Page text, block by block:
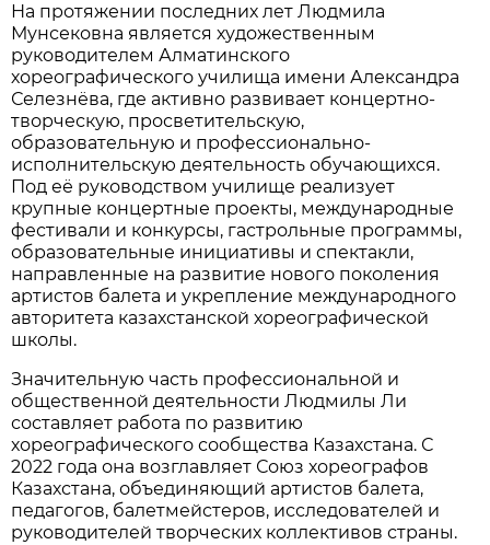
На протяжении последних лет Людмила
Мунсековна является художественным
руководителем Алматинского
хореографического училища имени Александра
Селезнёва, где активно развивает концертно-
творческую, просветительскую,
образовательную и профессионально-
исполнительскую деятельность обучающихся.
Под её руководством училище реализует
крупные концертные проекты, международные
фестивали и конкурсы, гастрольные программы,
образовательные инициативы и спектакли,
направленные на развитие нового поколения
артистов балета и укрепление международного
авторитета казахстанской хореографической
школы.
Значительную часть профессиональной и
общественной деятельности Людмилы Ли
составляет работа по развитию
хореографического сообщества Казахстана. С
2022 года она возглавляет Союз хореографов
Казахстана, объединяющий артистов балета,
педагогов, балетмейстеров, исследователей и
руководителей творческих коллективов страны.